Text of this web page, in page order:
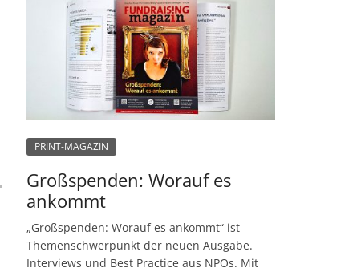
PRINT-MAGAZIN
Großspenden: Worauf es
ankommt
„Großspenden: Worauf es ankommt“ ist
Themenschwerpunkt der neuen Ausgabe.
Interviews und Best Practice aus NPOs. Mit